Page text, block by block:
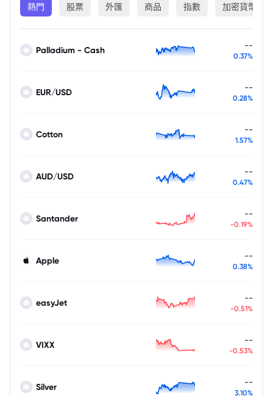
熱門 股票 外匯 商品 指數 加密貨幣
Palladium - Cash --
0.37%
EUR/USD --
0.28%
Cotton --
1.57%
AUD/USD --
0.47%
Santander --
-0.19%
Apple --
0.38%
easyJet --
-0.51%
VIXX --
-0.53%
Silver --
3.10%